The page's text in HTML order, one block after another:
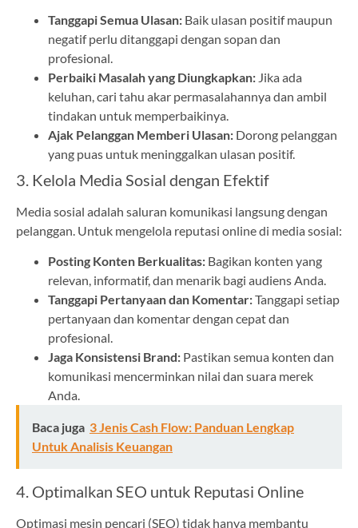
Tanggapi Semua Ulasan: Baik ulasan positif maupun
negatif perlu ditanggapi dengan sopan dan
profesional.
Perbaiki Masalah yang Diungkapkan: Jika ada
keluhan, cari tahu akar permasalahannya dan ambil
tindakan untuk memperbaikinya.
Ajak Pelanggan Memberi Ulasan: Dorong pelanggan
yang puas untuk meninggalkan ulasan positif.
3. Kelola Media Sosial dengan Efektif
Media sosial adalah saluran komunikasi langsung dengan
pelanggan. Untuk mengelola reputasi online di media sosial:
Posting Konten Berkualitas: Bagikan konten yang
relevan, informatif, dan menarik bagi audiens Anda.
Tanggapi Pertanyaan dan Komentar:Tanggapi setiap
pertanyaan dan komentar dengan cepat dan
profesional.
Jaga Konsistensi Brand: Pastikan semua konten dan
komunikasi mencerminkan nilai dan suara merek
Anda.
Baca juga 3 Jenis Cash Flow: Panduan Lengkap
Untuk Analisis Keuangan
4. Optimalkan SEO untuk Reputasi Online
Optimasi mesin pencari (SEO) tidak hanya membantu